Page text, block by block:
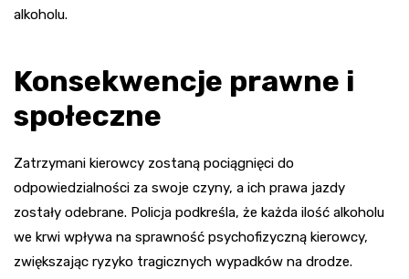
alkoholu.
Konsekwencje prawne i
społeczne
Zatrzymani kierowcy zostaną pociągnięci do
odpowiedzialności za swoje czyny, a ich prawa jazdy
zostały odebrane. Policja podkreśla, że każda ilość alkoholu
we krwi wpływa na sprawność psychofizyczną kierowcy,
zwiększając ryzyko tragicznych wypadków na drodze.